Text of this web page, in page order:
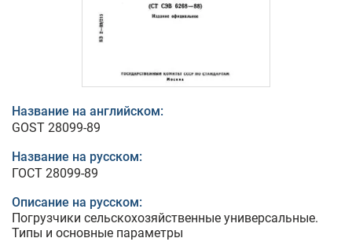
Название на английском:
GOST 28099-89
Название на русском:
ГОСТ 28099-89
Описание на русском:
Погрузчики сельскохозяйственные универсальные.
Типы и основные параметры